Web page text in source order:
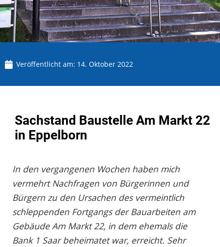
Veröffentlicht am: 14. Oktober 2022
Sachstand Baustelle Am Markt 22
in Eppelborn
In den vergangenen Wochen haben mich
vermehrt Nachfragen von Bürgerinnen und
Bürgern zu den Ursachen des vermeintlich
schleppenden Fortgangs der Bauarbeiten am
Gebäude Am Markt 22, in dem ehemals die
Bank 1 Saar beheimatet war, erreicht. Sehr